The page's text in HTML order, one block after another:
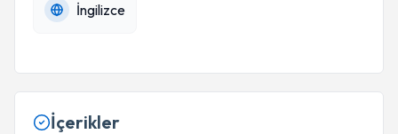
İngilizce
İçerikler